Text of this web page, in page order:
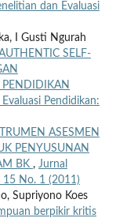
dan Evaluasi
I Gusti Ngurah
SELF-
PENDIDIKAN
Pendidikan:
ASESMEN
PENYUSUNAN
BK , Jurnal
15 No. 1 (2011)
Supriyono Koes
berpikir kritis